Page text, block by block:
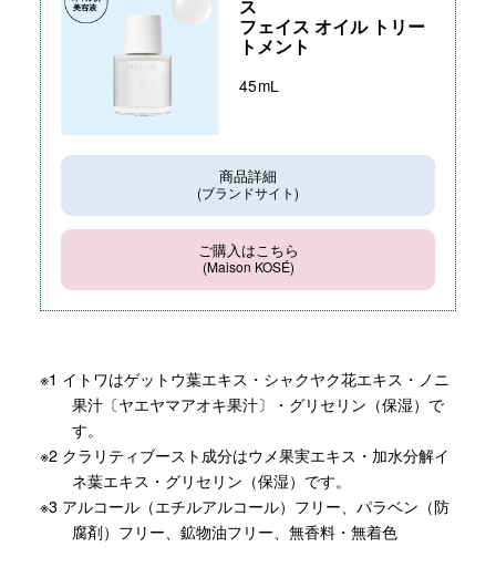
ス
フェイス オイル トリー
トメント
45mL
商品詳細
(ブランドサイト)
ご購入はこちら
(Maison KOSÉ)
※1 イトワはゲットウ葉エキス・シャクヤク花エキス・ノニ
果汁〔ヤエヤマアオキ果汁〕・グリセリン（保湿）で
す。
※2 クラリティブースト成分はウメ果実エキス・加水分解イ
ネ葉エキス・グリセリン（保湿）です。
※3 アルコール（エチルアルコール）フリー、パラベン（防
腐剤）フリー、鉱物油フリー、無香料・無着色